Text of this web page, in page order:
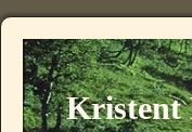
Kristent